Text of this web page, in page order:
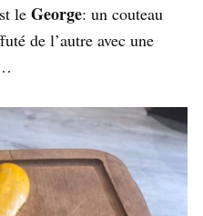
le George: un couteau
de l’autre avec une